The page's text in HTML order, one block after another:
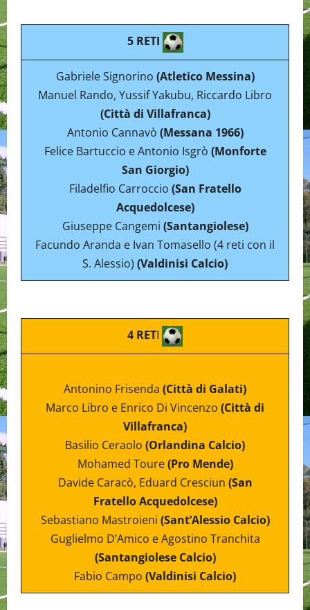
5 RETI
Gabriele Signorino (Atletico Messina)
Manuel Rando, Yussif Yakubu, Riccardo Libro
(Città di Villafranca)
Antonio Cannavò (Messana 1966)
Felice Bartuccio e Antonio Isgrò (Monforte
San Giorgio)
Filadelfio Carroccio (San Fratello
Acquedolcese)
Giuseppe Cangemi (Santangiolese)
Facundo Aranda e Ivan Tomasello (4 reti con il
S. Alessio) (Valdinisi Calcio)
4 RETI
Antonino Frisenda (Città di Galati)
Marco Libro e Enrico Di Vincenzo (Città di
Villafranca)
Basilio Ceraolo (Orlandina Calcio)
Mohamed Toure(Pro Mende)
Davide Caracò, Eduard Cresciun (San
Fratello Acquedolcese)
Sebastiano Mastroieni (Sant’Alessio Calcio)
Guglielmo D’Amico e Agostino Tranchita
(Santangiolese Calcio)
Fabio Campo (Valdinisi Calcio)